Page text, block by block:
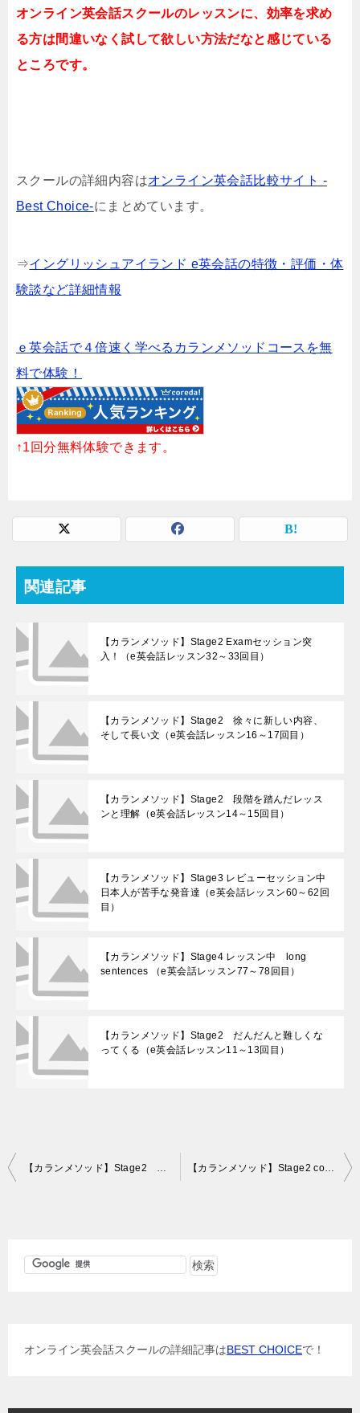
オンライン英会話スクールのレッスンに、効率を求め
る方は間違いなく試して欲しい方法だなと感じている
ところです。
スクールの詳細内容はオンライン英会話比較サイト -
Best Choice-にまとめています。
⇒イングリッシュアイランド e英会話の特徴・評価・体
験談など詳細情報
ｅ英会話で４倍速く学べるカランメソッドコースを無
料で体験！
↑1回分無料体験できます。
関連記事
【カランメソッド】Stage2 Examセッション突
入！（e英会話レッスン32～33回目）
【カランメソッド】Stage2 徐々に新しい内容、
そして長い文（e英会話レッスン16～17回目）
【カランメソッド】Stage2 段階を踏んだレッス
ンと理解（e英会話レッスン14～15回目）
【カランメソッド】Stage3 レビューセッション中
日本人が苦手な発音達（e英会話レッスン60～62回
目）
【カランメソッド】Stage4 レッスン中 long
sentences （e英会話レッスン77～78回目）
【カランメソッド】Stage2 だんだんと難しくな
ってくる（e英会話レッスン11～13回目）
投
オンライン英会話スクールの詳細記事はBEST CHOICEで！